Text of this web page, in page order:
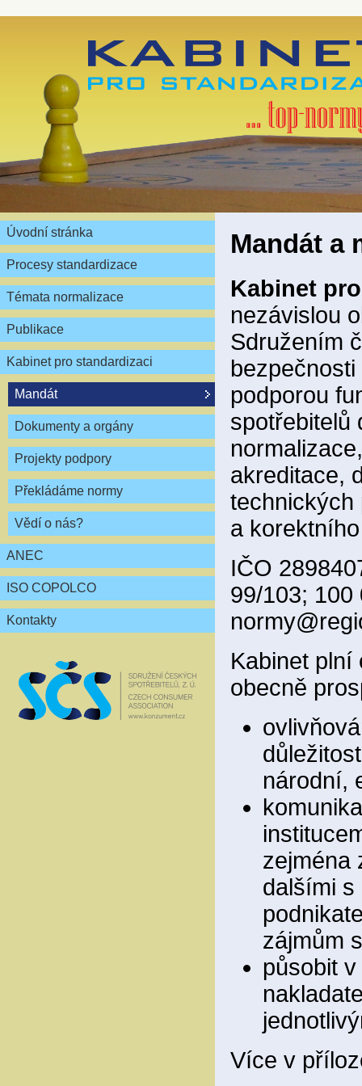
Úvodní stránka
Procesy standardizace
Témata normalizace
Publikace
Kabinet pro standardizaci
Mandát
Dokumenty a orgány
Projekty podpory
Překládáme normy
Vědí o nás?
ANEC
ISO COPOLCO
Kontakty
Mandát a
Kabinet
nezávislou
Sdružením
podporou
spotřebitelů
akreditace,
technických
a
IČO
99/103; 100
Kabinet plní
obecně
národní,
zejména
dalšími s
zájmům
působit
Více v